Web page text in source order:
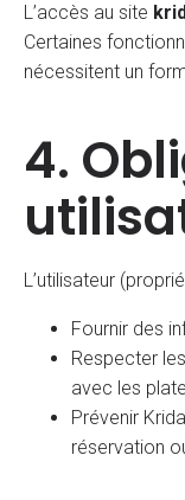
L’accès au site
Certaines
nécessitent un
4.
L’utilisateur
Fournir des
Respecter
avec les
Prévenir
réservation